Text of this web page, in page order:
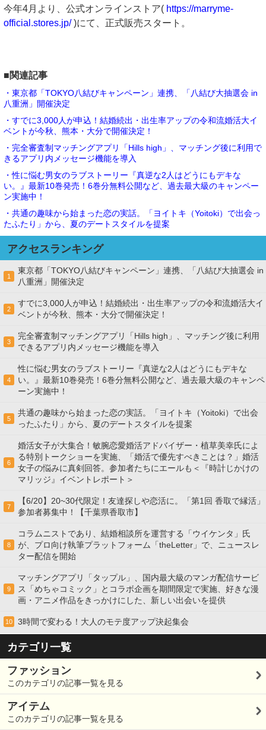
今年4月より、公式オンラインストア( https://marryme-
official.stores.jp/)にて、正式販売スタート。
■関連記事
・東京都「TOKYO八結びキャンペーン」連携、「八結び大抽選会 in
八重洲」開催決定
・すでに3,000人が申込！結婚続出・出生率アップの令和流婚活大イ
ベントが今秋、熊本・大分で開催決定！
・完全審査制マッチングアプリ「Hills high」、マッチング後に利用で
きるアプリ内メッセージ機能を導入
・性に悩む男女のラブストーリー『真逆な2人はどうにもデキな
い。』最新10巻発売！6巻分無料公開など、過去最大級のキャンペー
ン実施中！
・共通の趣味から始まった恋の実話。「ヨイトキ（Yoitoki）で出会っ
たふたり」から、夏のデートスタイルを提案
アクセスランキング
1
東京都「TOKYO八結びキャンペーン」連携、「八結び大抽選会 in
八重洲」開催決定
2
すでに3,000人が申込！結婚続出・出生率アップの令和流婚活大イ
ベントが今秋、熊本・大分で開催決定！
3
完全審査制マッチングアプリ「Hills high」、マッチング後に利用
できるアプリ内メッセージ機能を導入
4
性に悩む男女のラブストーリー『真逆な2人はどうにもデキな
い。』最新10巻発売！6巻分無料公開など、過去最大級のキャンペ
ーン実施中！
5
共通の趣味から始まった恋の実話。「ヨイトキ（Yoitoki）で出会
ったふたり」から、夏のデートスタイルを提案
6
婚活女子が大集合！敏腕恋愛婚活アドバイザー・植草美幸氏によ
る特別トークショーを実施、「婚活で優先すべきことは？」婚活
女子の悩みに真剣回答。参加者たちにエールも＜『時計じかけの
マリッジ』イベントレポート＞
7
【6/20】20~30代限定！友達探しや恋活に。「第1回 香取で縁活」
参加者募集中！【千葉県香取市】
8
コラムニストであり、結婚相談所を運営する「ウイケンタ」氏
が、プロ向け執筆プラットフォーム「theLetter」で、ニュースレ
ター配信を開始
9
マッチングアプリ「タップル」、国内最大級のマンガ配信サービ
ス「めちゃコミック」とコラボ企画を期間限定で実施、好きな漫
画・アニメ作品をきっかけにした、新しい出会いを提供
10 3時間で変わる！大人のモテ度アップ決起集会
カテゴリ一覧
ファッション
このカテゴリの記事一覧を見る
アイテム
このカテゴリの記事一覧を見る